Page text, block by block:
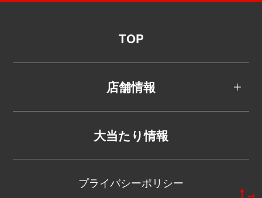
TOP
店舗情報
大当たり情報
プライバシーポリシー